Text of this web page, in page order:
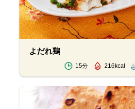
よだれ鶏
15分 216kcal